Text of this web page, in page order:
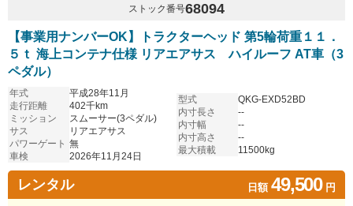
ストック番号68094
【事業用ナンバーOK】トラクターヘッド 第5輪荷重１１．
５ｔ 海上コンテナ仕様 リアエアサス ハイルーフ AT車（3
ペダル）
年式
平成28年11月
走行距離
402千km
ミッション
スムーサー(3ペダル)
サス
リアエアサス
パワーゲート 無
車検
2026年11月24日
型式
QKG-EXD52BD
内寸長さ
--
内寸幅
--
内寸高さ
--
最大積載
11500kg
レンタル 日額49,500円